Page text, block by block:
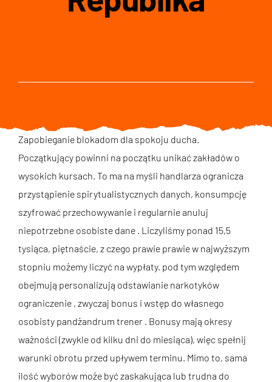
Zapobieganie blokadom dla spokoju ducha.
Początkujący powinni na początku unikać zakładów o
wysokich kursach. To ma na myśli handlarza ogranicza
przystąpienie spirytualistycznych danych, konsumpcję
szyfrować przechowywanie i regularnie anuluj
niepotrzebne osobiste dane . Liczyliśmy ponad 15,5
tysiąca, piętnaście, z czego prawie prawie w najwyższym
stopniu możemy liczyć na wypłaty. pod tym względem
obejmują personalizują odstawianie narkotyków
ograniczenie , zwyczaj bonus i wstęp do własnego
osobisty pandżandrum trener . Bonusy mają okresy
ważności (zwykle od kilku dni do miesiąca), więc spełnij
warunki obrotu przed upływem terminu. Mimo to, sama
ilość wyborów może być zaskakująca lub trudna do